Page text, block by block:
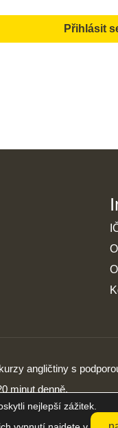
Přihlásit
angličtiny s
minut denně.
nejlepší zážitek.